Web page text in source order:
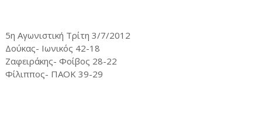
5η Αγωνιστική Τρίτη 3/7/2012
Δούκας- Ιωνικός 42-18
Ζαφειράκης- Φοίβος 28-22
Φίλιππος- ΠΑΟΚ 39-29